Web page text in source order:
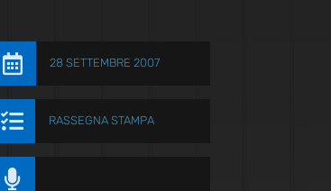
 28 SETTEMBRE 2007
 RASSEGNA STAMPA
